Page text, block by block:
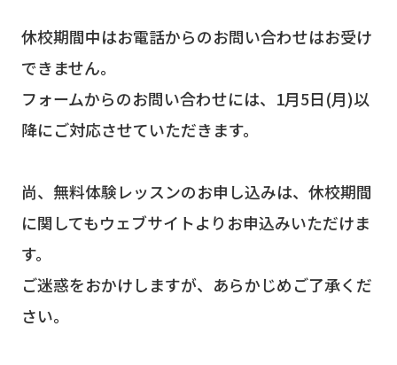
休校期間中はお電話からのお問い合わせはお受け
できません。
フォームからのお問い合わせには、1月5日(月)以
降にご対応させていただきます。
尚、無料体験レッスンのお申し込みは、休校期間
に関してもウェブサイトよりお申込みいただけま
す。
ご迷惑をおかけしますが、あらかじめご了承くだ
さい。